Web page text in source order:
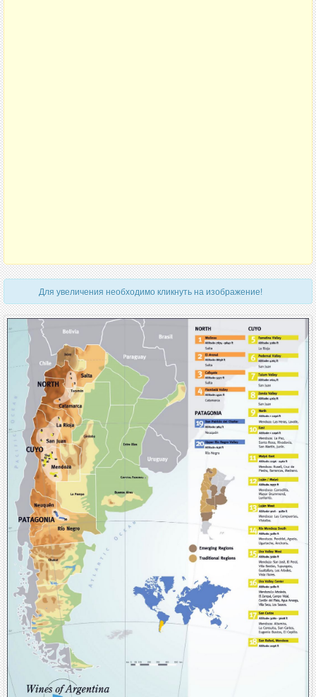
Для увеличения необходимо кликнуть на изображение!